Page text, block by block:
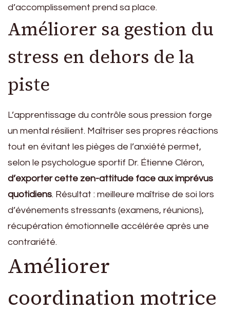
d’accomplissement prend sa place.
Améliorer sa gestion du
stress en dehors de la
piste
L’apprentissage du contrôle sous pression forge
un mental résilient. Maîtriser ses propres réactions
tout en évitant les pièges de l’anxiété permet,
selon le psychologue sportif Dr. Étienne Cléron,
d’exporter cette zen-attitude face aux imprévus
quotidiens. Résultat : meilleure maîtrise de soi lors
d’événements stressants (examens, réunions),
récupération émotionnelle accélérée après une
contrariété.
Améliorer
coordination motrice